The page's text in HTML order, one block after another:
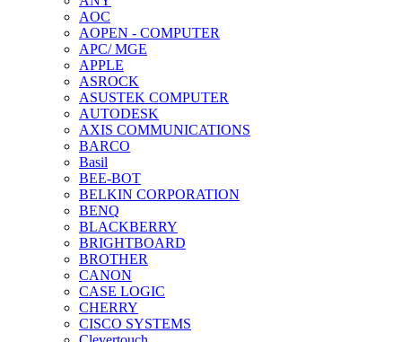
AOC
AOPEN - COMPUTER
APC/ MGE
APPLE
ASROCK
ASUSTEK COMPUTER
AUTODESK
AXIS COMMUNICATIONS
BARCO
Basil
BEE-BOT
BELKIN CORPORATION
BENQ
BLACKBERRY
BRIGHTBOARD
BROTHER
CANON
CASE LOGIC
CHERRY
CISCO SYSTEMS